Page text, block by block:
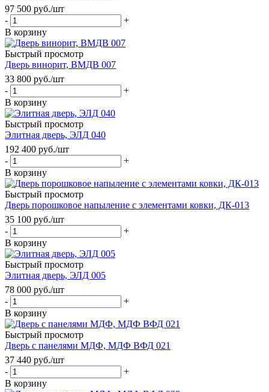
97 500 руб./шт
-
+
В корзину
Быстрый просмотр
Дверь винорит, ВМДВ 007
33 800 руб./шт
-
+
В корзину
Быстрый просмотр
Элитная дверь, ЭЛД 040
192 400 руб./шт
-
+
В корзину
Быстрый просмотр
Дверь порошковое напыление с элементами ковки, ДК-013
35 100 руб./шт
-
+
В корзину
Быстрый просмотр
Элитная дверь, ЭЛД 005
78 000 руб./шт
-
+
В корзину
Быстрый просмотр
Дверь с панелями МДФ, МДФ ВФД 021
37 440 руб./шт
-
+
В корзину